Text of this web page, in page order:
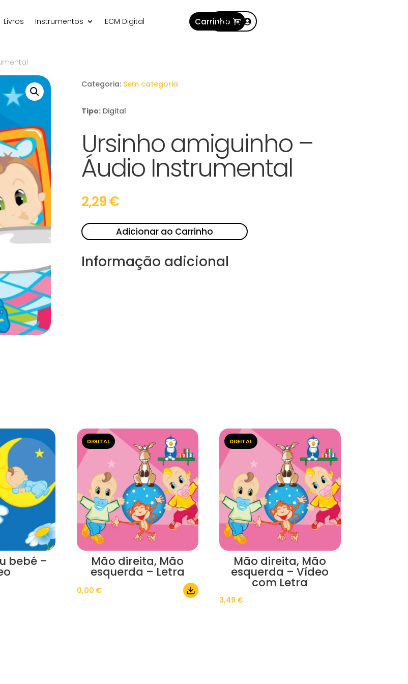
Livros Instrumentos ECM Digital Carrinho
Conta
Categoria: Sem categoria
Tipo: Digital
Ursinho amiguinho –
Áudio Instrumental
2,29€
Adicionar ao Carrinho
Informação adicional
bebé –
DIGITAL
Mão direita, Mão
esquerda – Letra
0,00 €
DIGITAL
Mão direita, Mão
esquerda – Vídeo
com Letra
3,49 €